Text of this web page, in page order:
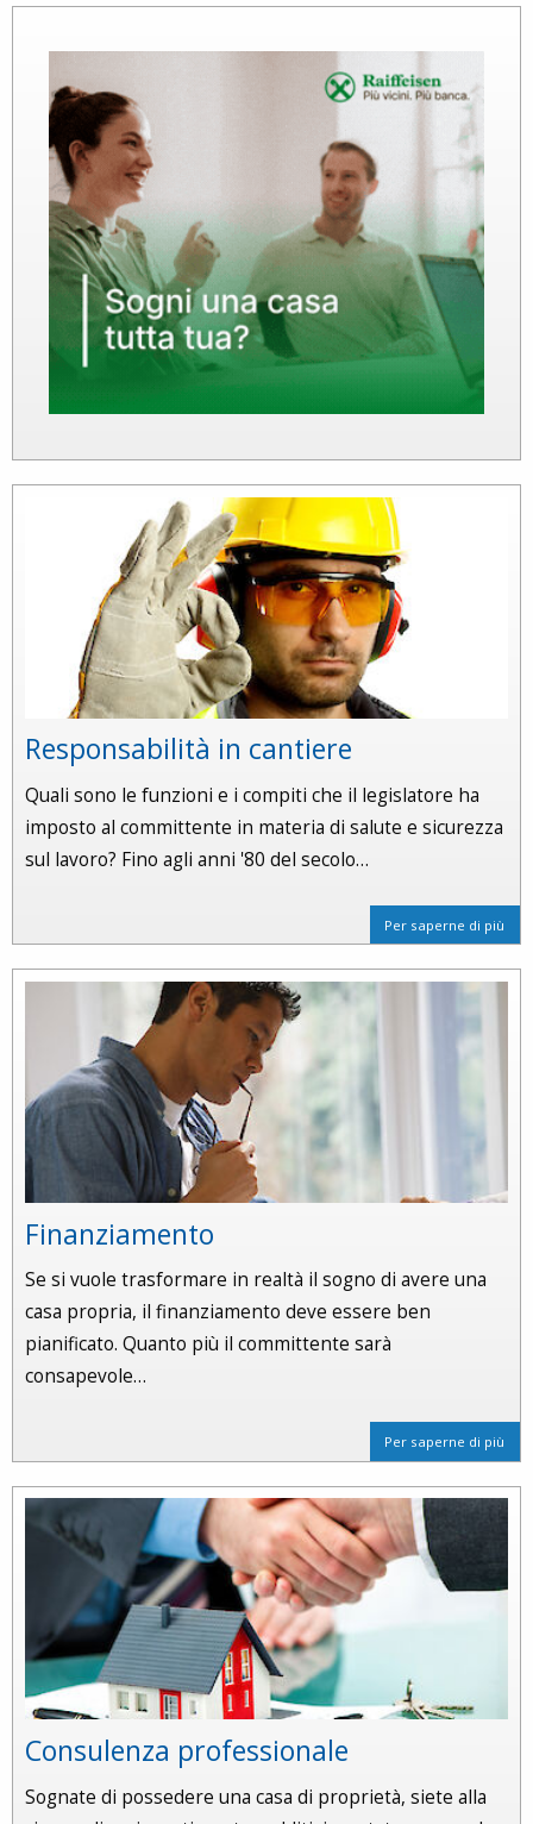
Responsabilità in cantiere
Quali sono le funzioni e i compiti che il legislatore ha
imposto al committente in materia di salute e sicurezza
sul lavoro? Fino agli anni '80 del secolo…
Per saperne di più
Finanziamento
Se si vuole trasformare in realtà il sogno di avere una
casa propria, il finanziamento deve essere ben
pianificato. Quanto più il committente sarà
consapevole…
Per saperne di più
Consulenza professionale
Sognate di possedere una casa di proprietà, siete alla